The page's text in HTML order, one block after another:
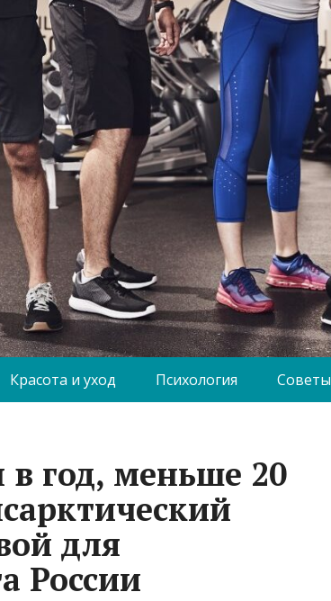
Красота и уход Психология Советы
год, меньше 20
для
России